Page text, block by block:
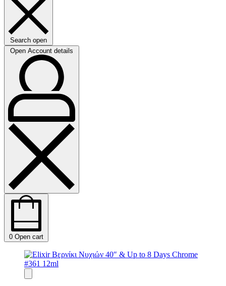
Search open
Open Account details
0 Open cart